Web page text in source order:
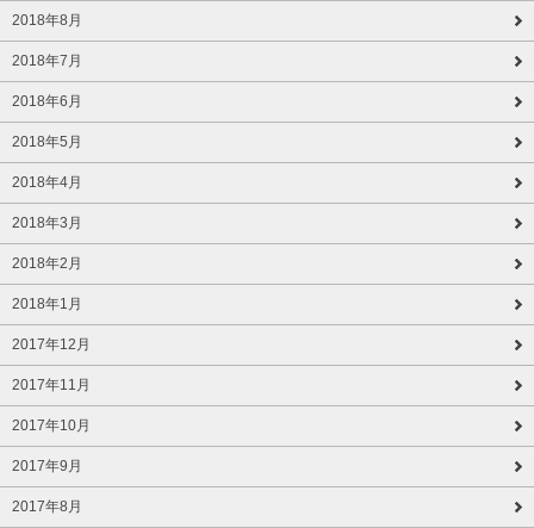
2018年8月
2018年7月
2018年6月
2018年5月
2018年4月
2018年3月
2018年2月
2018年1月
2017年12月
2017年11月
2017年10月
2017年9月
2017年8月